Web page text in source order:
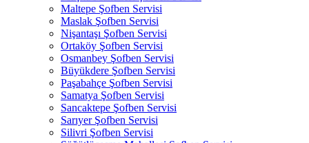
Maltepe Şofben Servisi
Maslak Şofben Servisi
Nişantaşı Şofben Servisi
Ortaköy Şofben Servisi
Osmanbey Şofben Servisi
Büyükdere Şofben Servisi
Paşabahçe Şofben Servisi
Samatya Şofben Servisi
Sancaktepe Şofben Servisi
Sarıyer Şofben Servisi
Silivri Şofben Servisi